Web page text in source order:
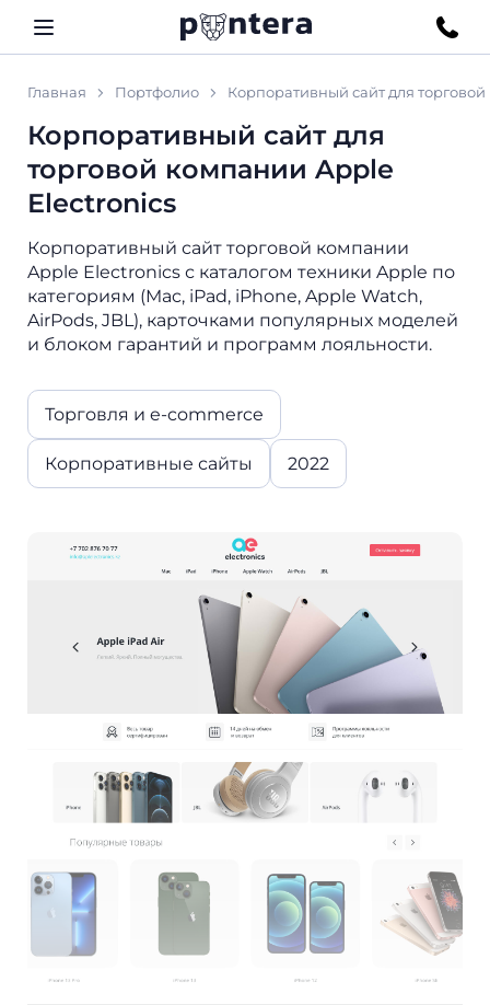
Главная Портфолио Корпоративный сайт для
Корпоративный сайт для
торговой компании Apple
Electronics
Корпоративный сайт торговой компании
Apple Electronics с каталогом техники Apple по
категориям (Mac, iPad, iPhone, Apple Watch,
AirPods, JBL), карточками популярных моделей
и блоком гарантий и программ лояльности.
Торговля и e-commerce
Корпоративные сайты 2022